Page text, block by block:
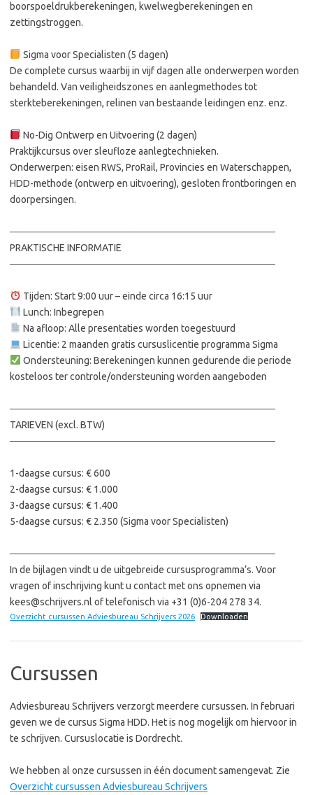
boorspoeldrukberekeningen, kwelwegberekeningen en
zettingstroggen.
Sigma voor Specialisten (5 dagen)
De complete cursus waarbij in vijf dagen alle onderwerpen worden
behandeld. Van veiligheidszones en aanlegmethodes tot
sterkteberekeningen, relinen van bestaande leidingen enz. enz.
No-Dig Ontwerp en Uitvoering (2 dagen)
Praktijkcursus over sleufloze aanlegtechnieken.
Onderwerpen: eisen RWS, ProRail, Provincies en Waterschappen,
HDD-methode (ontwerp en uitvoering), gesloten frontboringen en
doorpersingen.
──────────────────────────────────────
PRAKTISCHE INFORMATIE
──────────────────────────────────────
Tijden: Start 9:00 uur – einde circa 16:15 uur
Lunch: Inbegrepen
Na afloop: Alle presentaties worden toegestuurd
Licentie: 2 maanden gratis cursuslicentie programma Sigma
Ondersteuning: Berekeningen kunnen gedurende die periode
kosteloos ter controle/ondersteuning worden aangeboden
──────────────────────────────────────
TARIEVEN (excl. BTW)
──────────────────────────────────────
1-daagse cursus: € 600
2-daagse cursus: € 1.000
3-daagse cursus: € 1.400
5-daagse cursus: € 2.350 (Sigma voor Specialisten)
──────────────────────────────────────
In de bijlagen vindt u de uitgebreide cursusprogramma’s. Voor
vragen of inschrijving kunt u contact met ons opnemen via
kees@schrijvers.nl of telefonisch via +31 (0)6-204 278 34.
Overzicht cursussen Adviesbureau Schrijvers 2026 Downloaden
Cursussen
Adviesbureau Schrijvers verzorgt meerdere cursussen. In februari
geven we de cursus Sigma HDD. Het is nog mogelijk om hiervoor in
te schrijven. Cursuslocatie is Dordrecht.
We hebben al onze cursussen in één document samengevat. Zie
Overzicht cursussen Adviesbureau Schrijvers